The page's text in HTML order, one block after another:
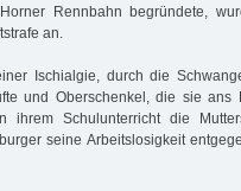
Rennbahn begründete,
an.
Ischialgie, durch die
und Oberschenkel, die sie ans
ihrem Schulunterricht die
seine Arbeitslosigkeit